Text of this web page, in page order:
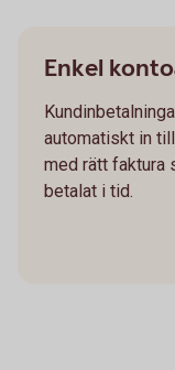
Enkel
automatiskt in
med rätt faktura
betalat i tid.